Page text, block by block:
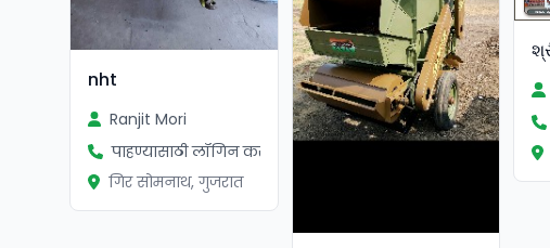
nht
Ranjit Mori
पाहण्यासाठी लॉगिन करा
गिर सोमनाथ, गुजरात